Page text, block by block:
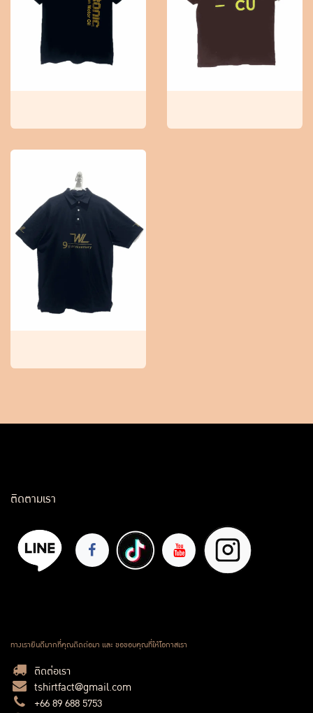
ติดตามเรา
ทางเรายินดีมากที่คุณติดต่อมา และ ขอขอบคุณที่ให้โอกาสเรา
ติดต่อเรา
tshirtfact@gmail.com
+66 89 688 5753